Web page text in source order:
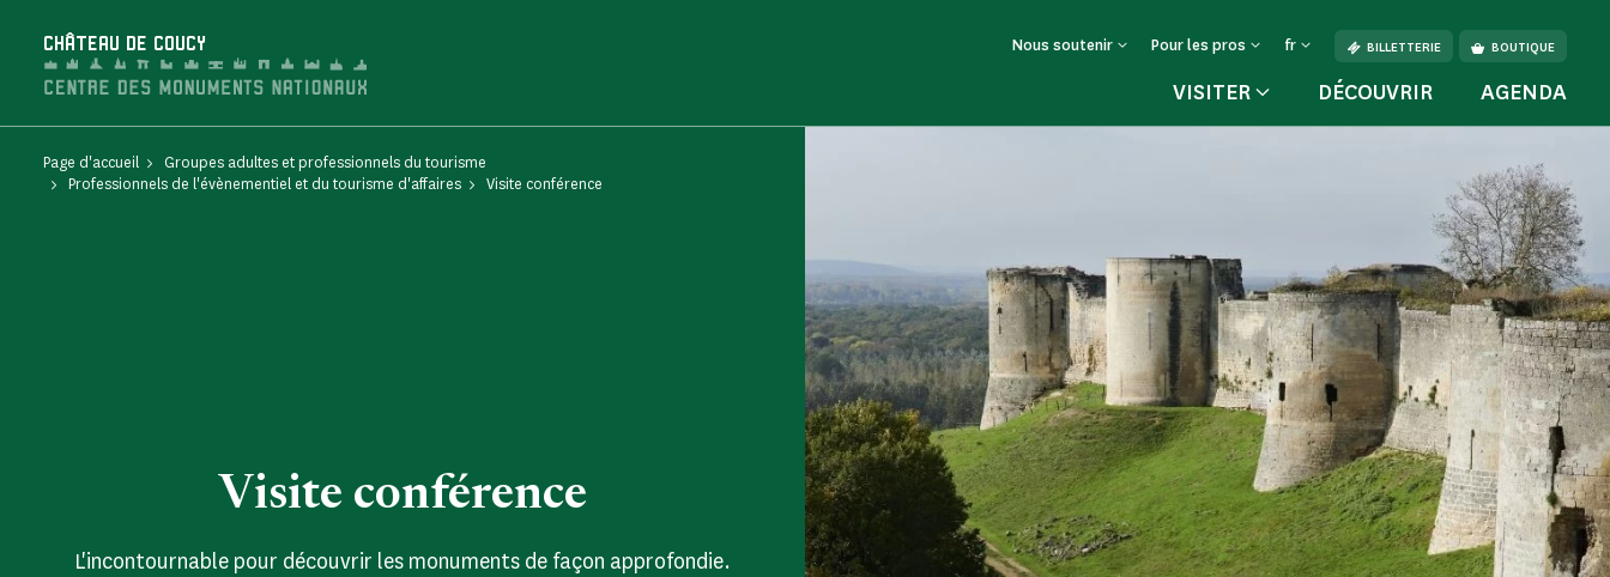
CHÂTEAU DE COUCY Nous soutenir Pour les pros fr BILLETTERIE BOUTIQUE
VISITER DÉCOUVRIR AGENDA
Page d'accueil
Groupes adultes et professionnels du tourisme
Professionnels de l'évènementiel et du tourisme d'affaires
Visite conférence
Visite conférence
L'incontournable pour découvrir les monuments de façon approfondie.